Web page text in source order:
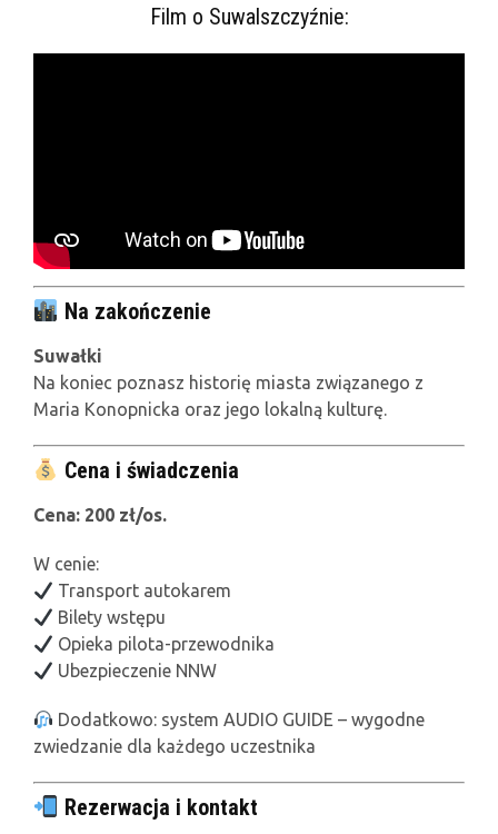
Film o Suwalszczyźnie:
Na zakończenie
Suwałki
Na koniec poznasz historię miasta związanego z
Maria Konopnicka oraz jego lokalną kulturę.
Cena i świadczenia
Cena: 200 zł/os.
W cenie:
Transport autokarem
Bilety wstępu
Opieka pilota-przewodnika
Ubezpieczenie NNW
Dodatkowo: system AUDIO GUIDE – wygodne
zwiedzanie dla każdego uczestnika
Rezerwacja i kontakt